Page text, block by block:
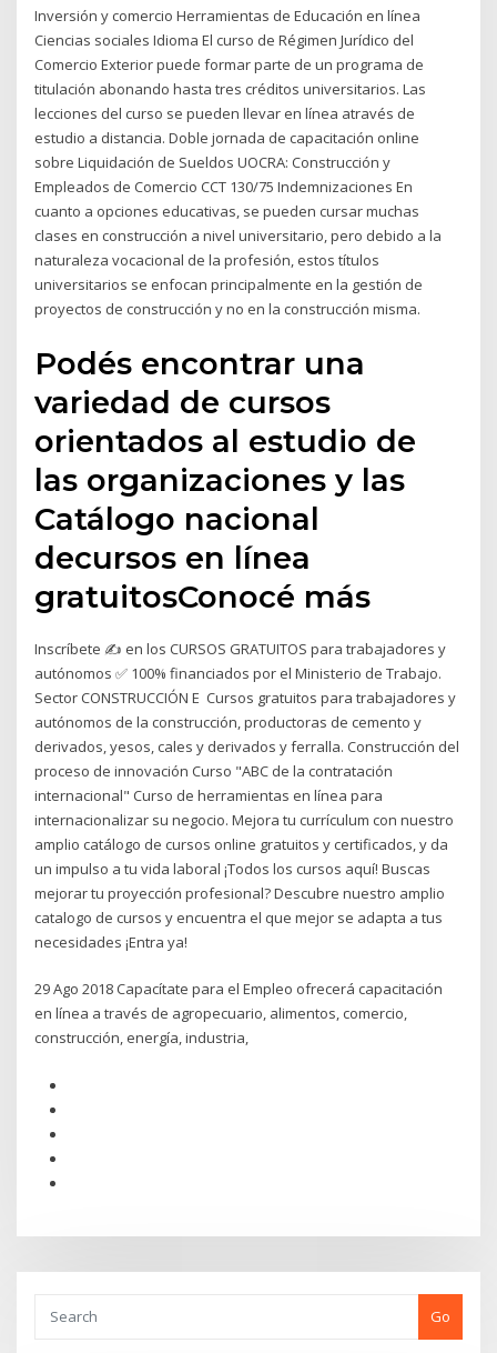
Inversión y comercio Herramientas de Educación en línea
Ciencias sociales Idioma El curso de Régimen Jurídico del
Comercio Exterior puede formar parte de un programa de
titulación abonando hasta tres créditos universitarios. Las
lecciones del curso se pueden llevar en línea através de
estudio a distancia. Doble jornada de capacitación online
sobre Liquidación de Sueldos UOCRA: Construcción y
Empleados de Comercio CCT 130/75 Indemnizaciones En
cuanto a opciones educativas, se pueden cursar muchas
clases en construcción a nivel universitario, pero debido a la
naturaleza vocacional de la profesión, estos títulos
universitarios se enfocan principalmente en la gestión de
proyectos de construcción y no en la construcción misma.
Podés encontrar una
variedad de cursos
orientados al estudio de
las organizaciones y las
Catálogo nacional
decursos en línea
gratuitosConocé más
Inscríbete ✍ en los CURSOS GRATUITOS para trabajadores y
autónomos ✅ 100% financiados por el Ministerio de Trabajo.
Sector CONSTRUCCIÓN E Cursos gratuitos para trabajadores y
autónomos de la construcción, productoras de cemento y
derivados, yesos, cales y derivados y ferralla. Construcción del
proceso de innovación Curso "ABC de la contratación
internacional" Curso de herramientas en línea para
internacionalizar su negocio. Mejora tu currículum con nuestro
amplio catálogo de cursos online gratuitos y certificados, y da
un impulso a tu vida laboral ¡Todos los cursos aquí! Buscas
mejorar tu proyección profesional? Descubre nuestro amplio
catalogo de cursos y encuentra el que mejor se adapta a tus
necesidades ¡Entra ya!
29 Ago 2018 Capacítate para el Empleo ofrecerá capacitación
en línea a través de agropecuario, alimentos, comercio,
construcción, energía, industria,
Go